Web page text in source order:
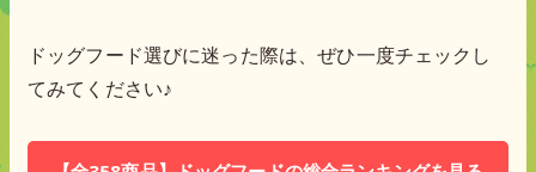
ドッグフード選びに迷った際は、ぜひ一度チェックし
てみてください♪